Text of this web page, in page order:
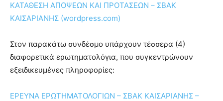
ΚΑΤΑΘΕΣΗ ΑΠΟΨΕΩΝ ΚΑΙ ΠΡΟΤΑΣΕΩΝ – ΣΒΑΚ
ΚΑΙΣΑΡΙΑΝΗΣ (wordpress.com)
Στον παρακάτω συνδέσμο υπάρχουν τέσσερα (4)
διαφορετικά ερωτηματολόγια, που συγκεντρώνουν
εξειδικευμένες πληροφορίες:
ΕΡΕΥΝΑ ΕΡΩΤΗΜΑΤΟΛΟΓΙΩΝ – ΣΒΑΚ ΚΑΙΣΑΡΙΑΝΗΣ –